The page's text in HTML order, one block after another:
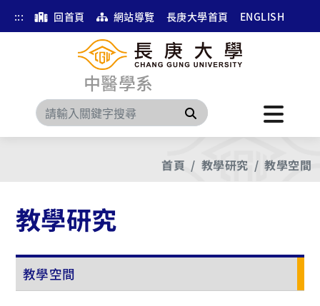
::: 回首頁 網站導覽 長庚大學首頁 ENGLISH
中醫學系
搜尋
首頁 教學研究 教學空間
教學研究
教學空間